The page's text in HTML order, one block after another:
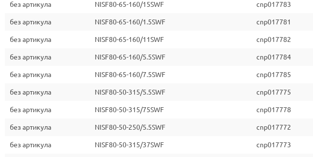
без артикула NISF80-65-160/15SWF cnp017783
без артикула NISF80-65-160/1.5SWF cnp017781
без артикула NISF80-65-160/11SWF cnp017782
без артикула NISF80-65-160/5.5SWF cnp017784
без артикула NISF80-65-160/7.5SWF cnp017785
без артикула NISF80-50-315/5.5SWF cnp017775
без артикула NISF80-50-315/75SWF cnp017778
без артикула NISF80-50-250/5.5SWF cnp017772
без артикула NISF80-50-315/37SWF cnp017773